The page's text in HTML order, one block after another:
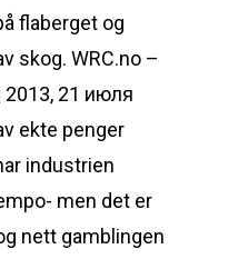
flaberget og
skog. WRC.no –
21 июля
ekte penger
industrien
men det er
nett gamblingen